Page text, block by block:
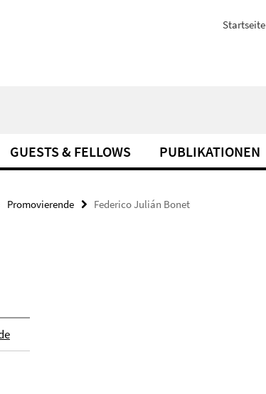
Startseite
GUESTS & FELLOWS PUBLIKATIONEN
Promovierende Federico Julián Bonet